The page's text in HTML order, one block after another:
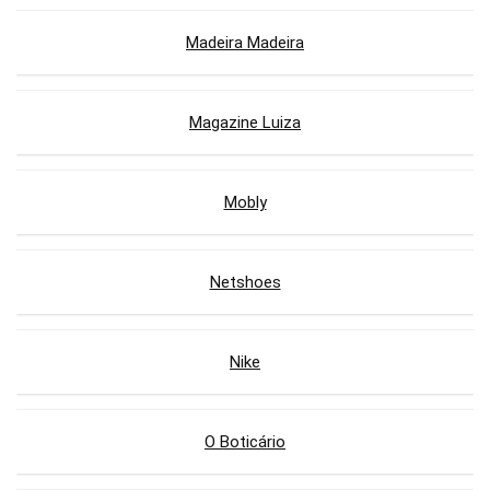
Madeira Madeira
Magazine Luiza
Mobly
Netshoes
Nike
O Boticário